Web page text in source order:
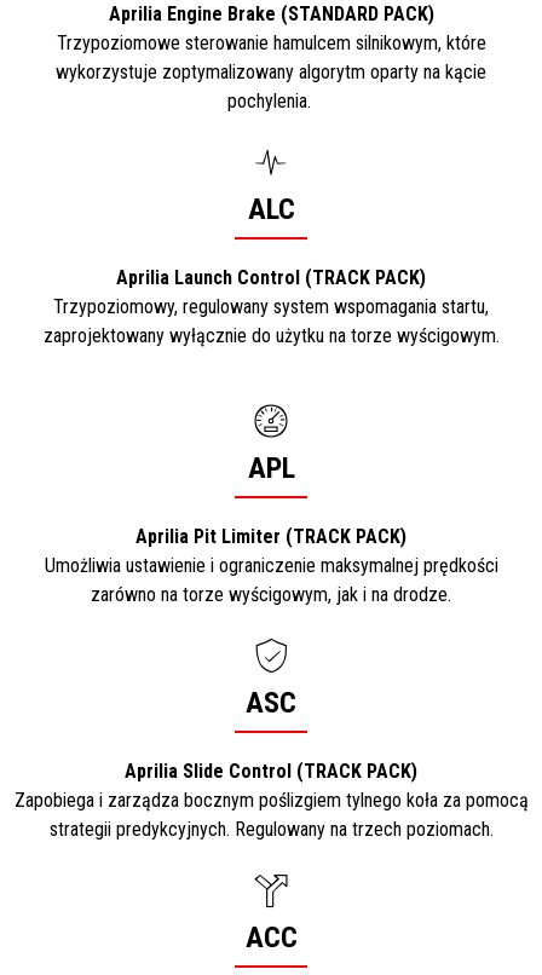
Aprilia Engine Brake (STANDARD PACK)
Trzypoziomowe sterowanie hamulcem silnikowym, które
wykorzystuje zoptymalizowany algorytm oparty na kącie
pochylenia.
ALC
Aprilia Launch Control (TRACK PACK)
Trzypoziomowy, regulowany system wspomagania startu,
zaprojektowany wyłącznie do użytku na torze wyścigowym.
APL
Aprilia Pit Limiter (TRACK PACK)
Umożliwia ustawienie i ograniczenie maksymalnej prędkości
zarówno na torze wyścigowym, jak i na drodze.
ASC
Aprilia Slide Control (TRACK PACK)
Zapobiega i zarządza bocznym poślizgiem tylnego koła za pomocą
strategii predykcyjnych. Regulowany na trzech poziomach.
ACC